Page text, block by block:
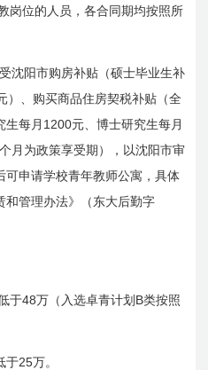
岗位的人员，各合同期均按照所
沈阳市购房补贴（硕士毕业生补
）、购买商品住房契税补贴（全
生每月 1200元、博士研究生每月
个月为政策享受期），以沈阳市审
可申请学校青年教师公寓，具体
和管理办法》（东大后勤字
于48万（入选卓青计划 B类按照
于25万。